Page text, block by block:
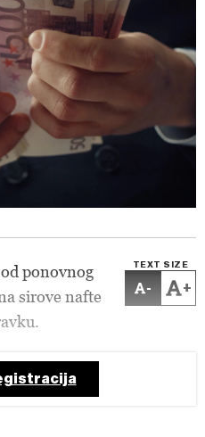
TEXT SIZE
- +
ponovnog
sirove nafte